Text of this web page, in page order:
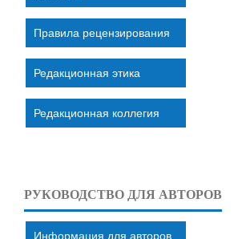
Правила рецензирования
Редакционная этика
Редакционная коллегия
РУКОВОДСТВО ДЛЯ АВТОРОВ
Информация для авторов